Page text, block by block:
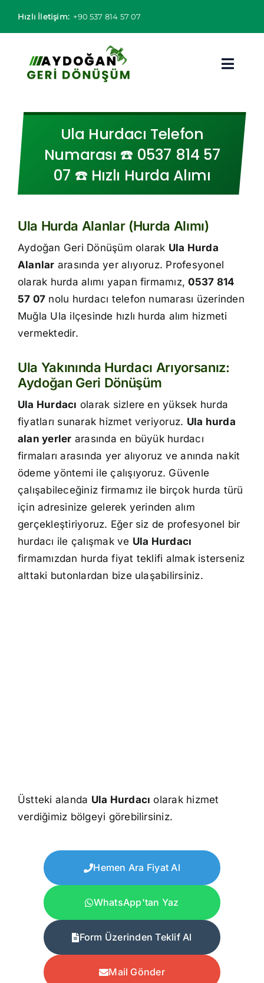
Hızlı İletişim: +90 537 814 57 07
Hurda Fiyatları
Hizmet Bölgeleri
Hakkımızda
İletişim
Ula Hurdacı Telefon
Numarası ☎️ 0537 814 57
07 ☎️ Hızlı Hurda Alımı
Ula Hurda Alanlar (Hurda Alımı)
Aydoğan Geri Dönüşüm olarak Ula Hurda
Alanlar arasında yer alıyoruz. Profesyonel
olarak hurda alımı yapan firmamız,0537 814
57 07 nolu hurdacı telefon numarası üzerinden
Muğla Ula ilçesinde hızlı hurda alım hizmeti
vermektedir.
Ula Yakınında Hurdacı Arıyorsanız:
Aydoğan Geri Dönüşüm
Ula Hurdacı olarak sizlere en yüksek hurda
fiyatları sunarak hizmet veriyoruz. Ula hurda
alan yerler arasında en büyük hurdacı
firmaları arasında yer alıyoruz ve anında nakit
ödeme yöntemi ile çalışıyoruz. Güvenle
çalışabileceğiniz firmamız ile birçok hurda türü
için adresinize gelerek yerinden alım
gerçekleştiriyoruz. Eğer siz de profesyonel bir
hurdacı ile çalışmak ve Ula Hurdacı
firmamızdan hurda fiyat teklifi almak isterseniz
alttaki butonlardan bize ulaşabilirsiniz.
Üstteki alanda Ula Hurdacı olarak hizmet
verdiğimiz bölgeyi görebilirsiniz.
Hemen Ara Fiyat Al
WhatsApp'tan Yaz
Form Üzerinden Teklif Al
Mail Gönder